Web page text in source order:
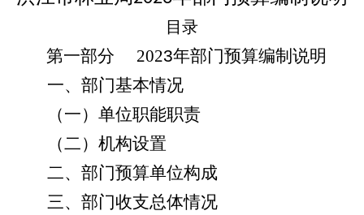
目录
第一部分 2023年部门预算编制 说明
一、部门基本情况
（一） 单位职能职责
（二）机构设置
二、部门预算单位构成
三、部门收支总体情况